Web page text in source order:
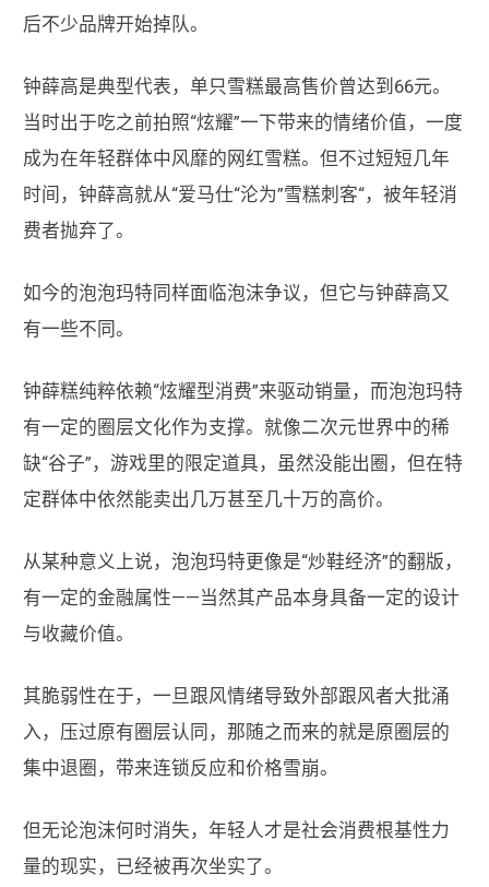
后不少品牌开始掉队。
钟薛高是典型代表，单只雪糕最高售价曾达到66元。
当时出于吃之前拍照“炫耀”一下带来的情绪价值，一度
成为在年轻群体中风靡的网红雪糕。但不过短短几年
时间，钟薛高就从“爱马仕“沦为”雪糕刺客“，被年轻消
费者抛弃了。
如今的泡泡玛特同样面临泡沫争议，但它与钟薛高又
有一些不同。
钟薛糕纯粹依赖“炫耀型消费”来驱动销量，而泡泡玛特
有一定的圈层文化作为支撑。就像二次元世界中的稀
缺“谷子”，游戏里的限定道具，虽然没能出圈，但在特
定群体中依然能卖出几万甚至几十万的高价。
从某种意义上说，泡泡玛特更像是“炒鞋经济”的翻版，
有一定的金融属性——当然其产品本身具备一定的设计
与收藏价值。
其脆弱性在于，一旦跟风情绪导致外部跟风者大批涌
入，压过原有圈层认同，那随之而来的就是原圈层的
集中退圈，带来连锁反应和价格雪崩。
但无论泡沫何时消失，年轻人才是社会消费根基性力
量的现实，已经被再次坐实了。